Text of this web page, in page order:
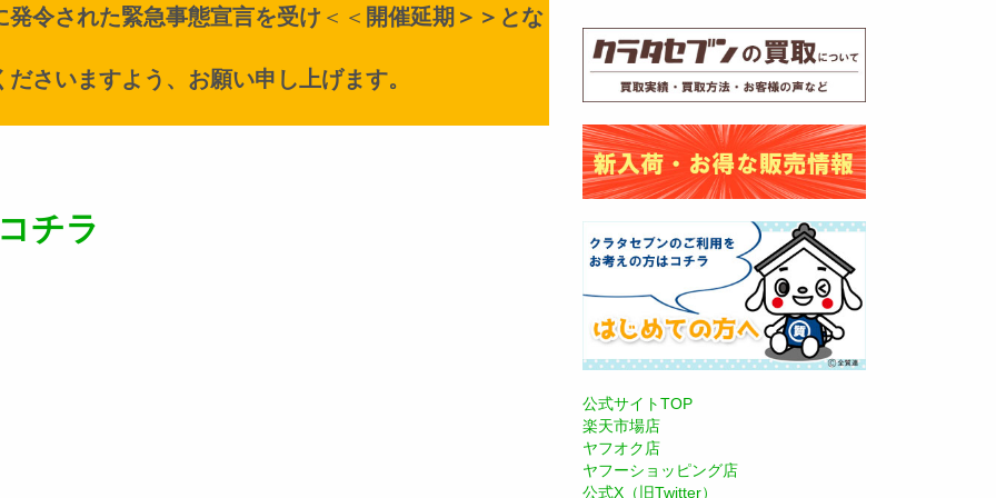
令された緊急事態宣言を受け ＜＜ 開催延期＞＞とな
さいますよう、お願い申し上げます。
チラ
公式サイトTOP
楽天市場店
ヤフオク店
ヤフーショッピング店
公式X（旧Twitter）